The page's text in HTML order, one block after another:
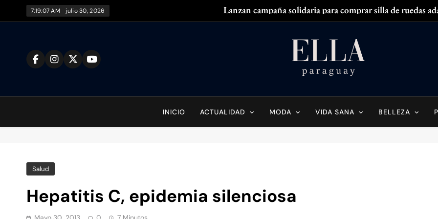
7:19:08 AM julio 30, 2026
Lanzan campaña solidaria para comprar silla de ruedas
Zendaya
Ella Paraguay
INICIO ACTUALIDAD MODA VIDA SANA BELLEZA
Salud
Hepatitis C, epidemia silenciosa